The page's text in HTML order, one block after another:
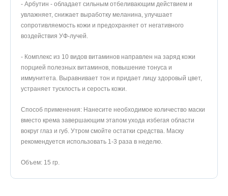
- Арбутин - обладает сильным отбеливающим действием и
увлажняет, снижает выработку меланина, улучшает
сопротивляемость кожи и предохраняет от негативного
воздействия УФ-лучей.
- Комплекс из 10 видов витаминов направлен на заряд кожи
порцией полезных витаминов, повышение тонуса и
иммунитета. Выравнивает тон и придает лицу здоровый цвет,
устраняет тусклость и серость кожи.
Способ применения: Нанесите необходимое количество маски
вместо крема завершающим этапом ухода избегая области
вокруг глаз и губ. Утром смойте остатки средства. Маску
рекомендуется использовать 1-3 раза в неделю.
Объем: 15 гр.